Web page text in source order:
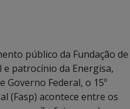
público da Fundação de
patrocínio da Energisa,
Governo Federal, o 15º
(Fasp) acontece entre os